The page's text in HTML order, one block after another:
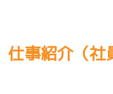
仕事紹介（社